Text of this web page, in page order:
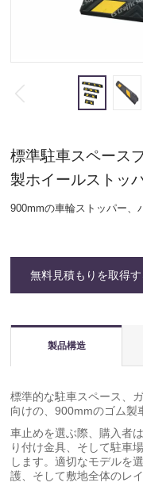
標準駐車スペース
製ホイールストッ
900mmの車輪ストッパー、
無料見積もりを取得す
製品構造
標準的な駐車スペース、
向けの、900mmのゴム製
車止めを選ぶ際、購入者
り付け金具、そして駐車
します。適切なモデルを
護、そして敷地全体のレ